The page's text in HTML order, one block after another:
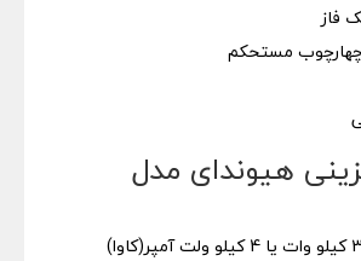
فاز
مستحکم
هیوندای مدل